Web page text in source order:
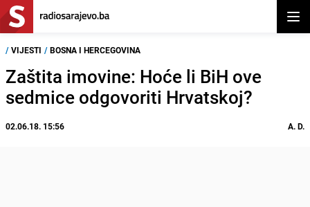
/ VIJESTI / BOSNA I HERCEGOVINA
Zaštita imovine: Hoće li BiH ove
sedmice odgovoriti Hrvatskoj?
02.06.18. 15:56 A. D.